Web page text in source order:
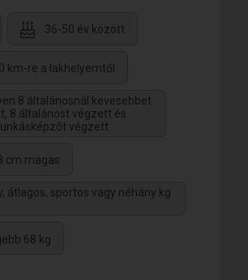
36-50 év között
km-re a lakhelyemtől
8 általánosnál kevesebbet
8 általánost végzett és
végzett
cm magas
átlagos, sportos vagy néhány kg
68 kg